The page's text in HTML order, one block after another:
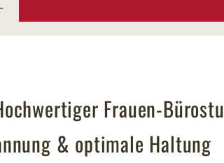
Frauen-
& optimale Haltung